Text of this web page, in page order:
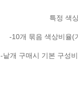
특정 색
-10개 묶음 색상비율(
-낱개 구매시 기본 구성